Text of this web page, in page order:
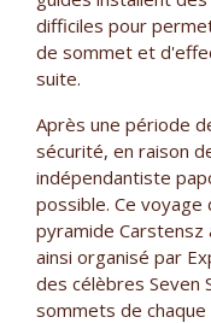
difficiles pour
de sommet et
suite.
Après une période
sécurité, en raison
indépendantiste
possible. Ce voyage
pyramide
ainsi organisé par
des célèbres Seven
sommets de chaque